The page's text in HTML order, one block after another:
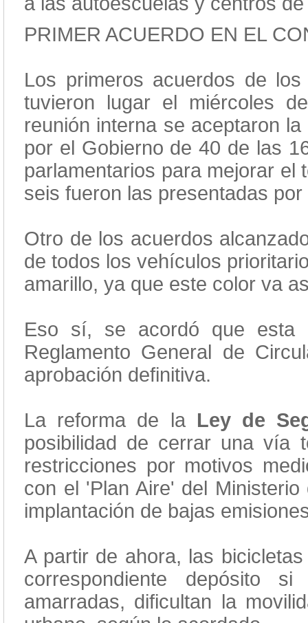
PRIMER ACUERDO EN EL
Los primeros acuerdos de
tuvieron lugar el miércoles
reunión interna se aceptaron
por el Gobierno de 40 de las
parlamentarios para mejorar el
seis fueron las presentadas por
Otro de los acuerdos
de todos los vehículos
amarillo, ya que este color va
Eso sí, se acordó que esta
Reglamento General de
aprobación definitiva.
La reforma de la Ley de
posibilidad de cerrar una vía
restricciones por motivos
con el 'Plan Aire' del
implantación de bajas
A partir de ahora, las
correspondiente depósito
amarradas, dificultan la